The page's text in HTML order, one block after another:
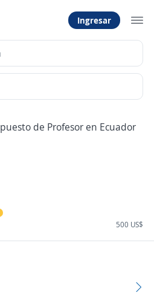
Ingresar
de Profesor en Ecuador
500 US$